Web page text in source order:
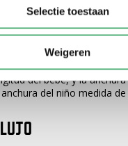
Selectie toestaan
Weigeren
Dai) es una combinación
comodidad de un
Al igual que los
preformado. La altura
del bebé, y la
del niño medida